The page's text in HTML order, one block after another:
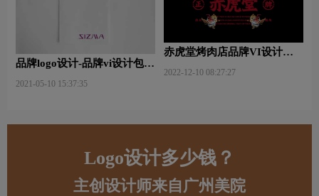
品牌logo设计-品牌vi设计包括
2021-05-10 15:37:35
赤虎堂烤肉店品牌VI设计赏
2022-12-10 08:27:27
Logo设计多少钱？
主创设计师来自广州美院